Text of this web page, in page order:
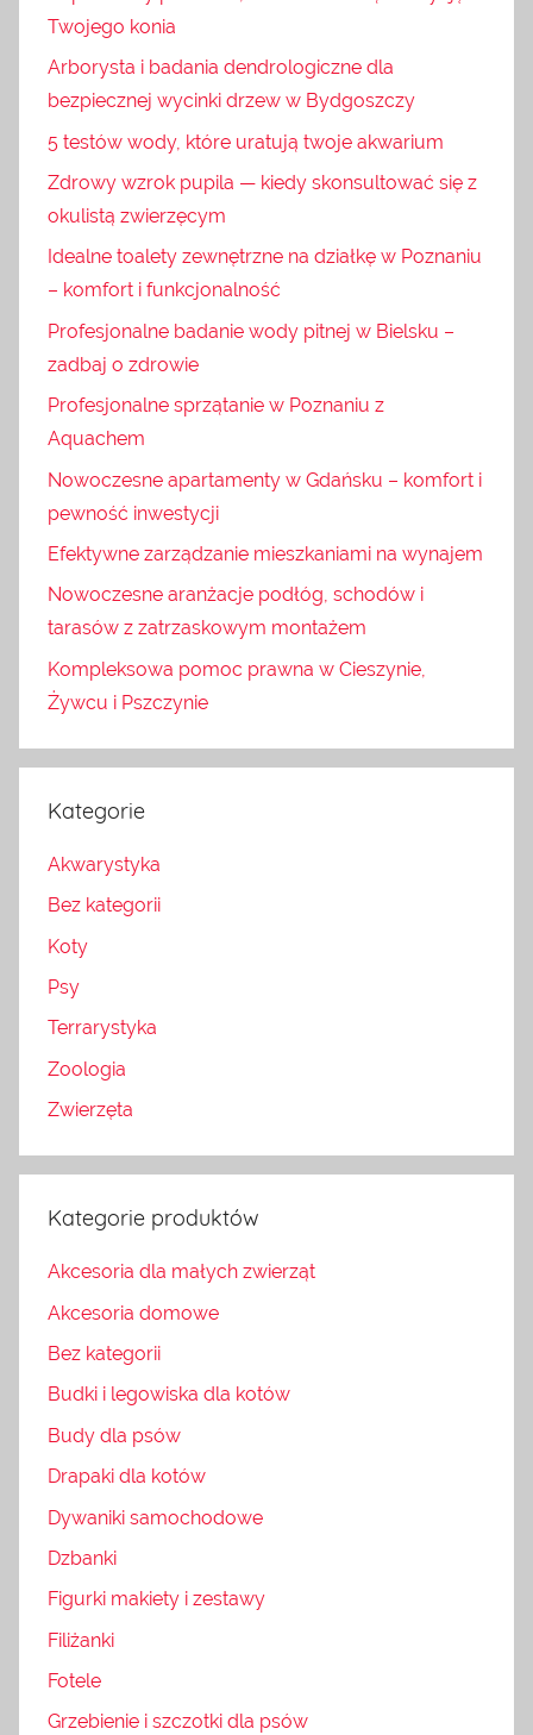
Twojego konia
Arborysta i badania dendrologiczne dla
bezpiecznej wycinki drzew w Bydgoszczy
5 testów wody, które uratują twoje akwarium
Zdrowy wzrok pupila — kiedy skonsultować się z
okulistą zwierzęcym
Idealne toalety zewnętrzne na działkę w Poznaniu
– komfort i funkcjonalność
Profesjonalne badanie wody pitnej w Bielsku –
zadbaj o zdrowie
Profesjonalne sprzątanie w Poznaniu z
Aquachem
Nowoczesne apartamenty w Gdańsku – komfort i
pewność inwestycji
Efektywne zarządzanie mieszkaniami na wynajem
Nowoczesne aranżacje podłóg, schodów i
tarasów z zatrzaskowym montażem
Kompleksowa pomoc prawna w Cieszynie,
Żywcu i Pszczynie
Kategorie
Akwarystyka
Bez kategorii
Koty
Psy
Terrarystyka
Zoologia
Zwierzęta
Kategorie produktów
Akcesoria dla małych zwierząt
Akcesoria domowe
Bez kategorii
Budki i legowiska dla kotów
Budy dla psów
Drapaki dla kotów
Dywaniki samochodowe
Dzbanki
Figurki makiety i zestawy
Filiżanki
Fotele
Grzebienie i szczotki dla psów